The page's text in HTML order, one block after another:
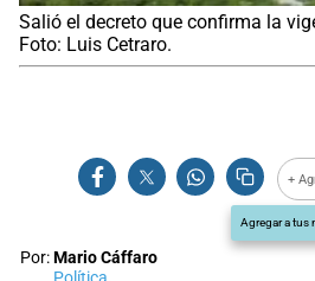
Salió el decreto que confirma la
Foto: Luis Cetraro.
+
Agregar a tus
Por:Mario Cáffaro